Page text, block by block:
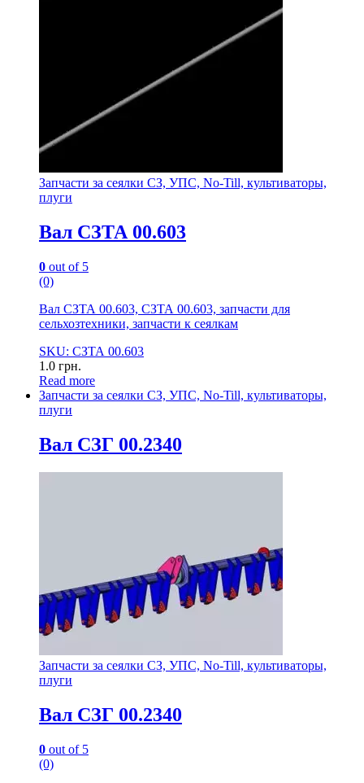
Запчасти за сеялки СЗ, УПС, No-Till, культиваторы,
плуги
Вал СЗТА 00.603
0 out of 5
(0)
Вал СЗТА 00.603, СЗТА 00.603, запчасти для
сельхозтехники, запчасти к сеялкам
SKU: СЗТА 00.603
1.0 грн.
Read more
Запчасти за сеялки СЗ, УПС, No-Till, культиваторы,
плуги
Вал СЗГ 00.2340
Запчасти за сеялки СЗ, УПС, No-Till, культиваторы,
плуги
Вал СЗГ 00.2340
0 out of 5
(0)